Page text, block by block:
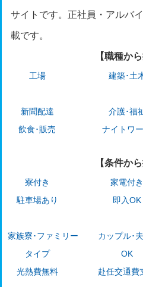
サイトです。正社員・アルバ
載です。
【職種か
工場 建築･土
新聞配達
介護･福
飲食･販売
ナイトワ
【条件か
寮付き 家電付き
駐車場あり
即入OK
家族寮･ファミリー
タイプ
カップル･
OK
光熱費無料 赴任交通費